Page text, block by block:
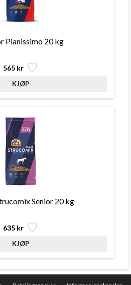
Pianissimo 20 kg
565 kr
Senior 20 kg
635 kr